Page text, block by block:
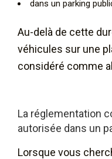
dans un parking
Au-delà de cette
véhicules sur une
considéré comme
La réglementation
autorisée dans un
Lorsque vous